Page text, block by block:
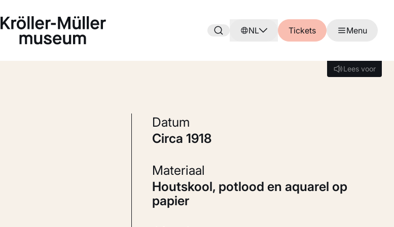
NL Tickets Menu
Lees voor
Lees voor
Datum
circa 1918
Materiaal
Houtskool, potlood en aquarel op
papier